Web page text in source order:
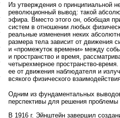
Из утверждения о принципиальной
революционный вывод: такой
эфира. Вместо этого он, обобщая
систем в отношении любых
реальные изменения неких
размера тела зависит от движения
и «промежуток времени» между
и пространство и время,
четырехмерное пространство-
ее от движения наблюдателя и
всякого физического
Одним из фундаментальных
перспективы для решения проблемы
В 1916 г. Эйнштейн завершил